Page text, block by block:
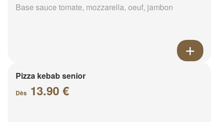
Base sauce tomate, mozzarella, oeuf, jambon
Pizza kebab senior
Dès 13.90 €